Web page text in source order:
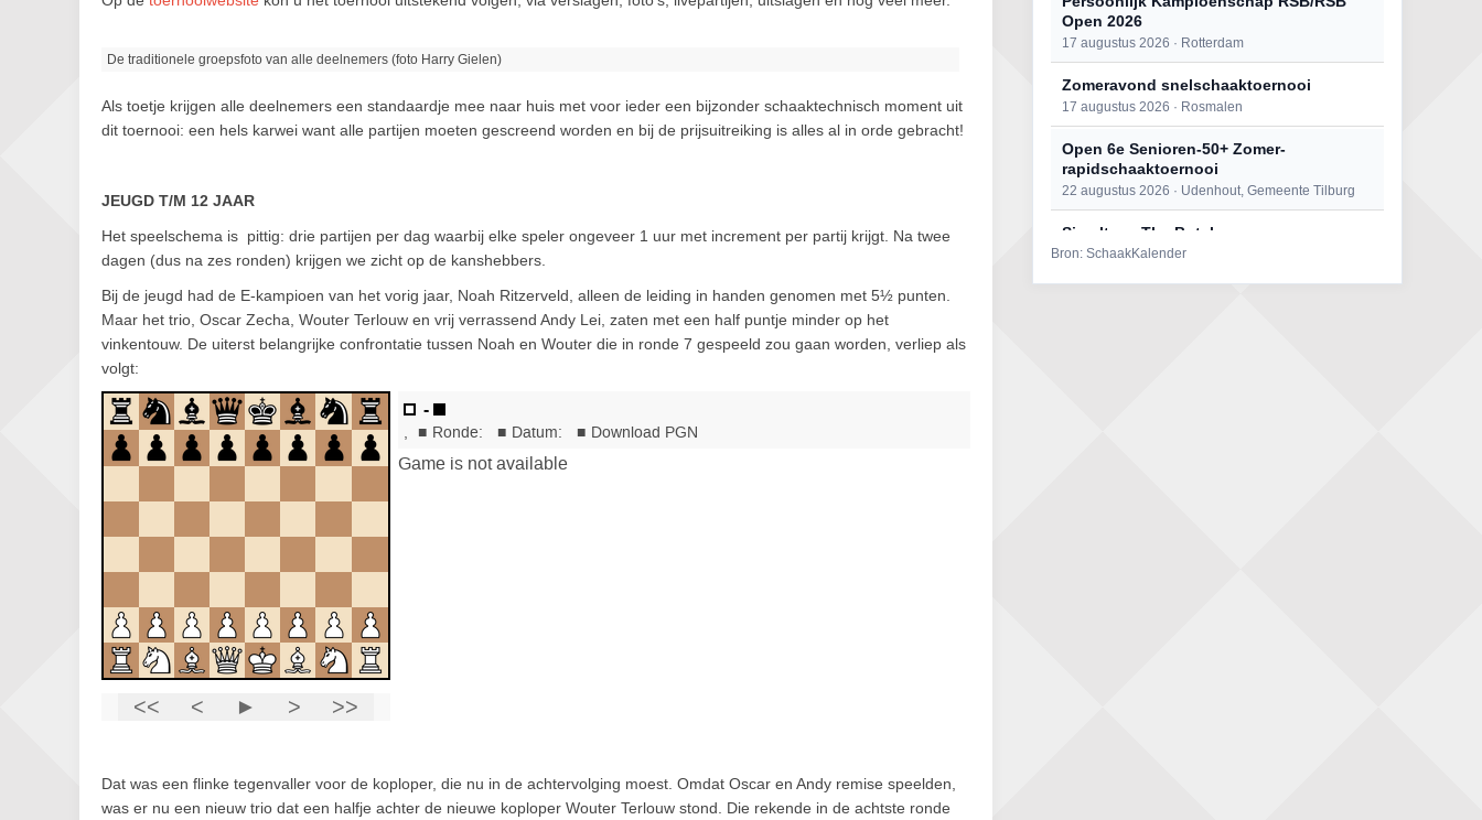
De traditionele groepsfoto van alle deelnemers (foto Harry Gielen)
Als toetje krijgen alle deelnemers een standaardje mee naar huis met voor ieder een bijzonder schaaktechnisch moment uit
dit toernooi: een hels karwei want alle partijen moeten gescreend worden en bij de prijsuitreiking is alles al in orde gebracht!
JEUGD T/M 12 JAAR
Het speelschema is pittig: drie partijen per dag waarbij elke speler ongeveer 1 uur met increment per partij krijgt. Na twee
dagen (dus na zes ronden) krijgen we zicht op de kanshebbers.
Bij de jeugd had de E-kampioen van het vorig jaar, Noah Ritzerveld, alleen de leiding in handen genomen met 5½ punten.
Maar het trio, Oscar Zecha, Wouter Terlouw en vrij verrassend Andy Lei, zaten met een half puntje minder op het
vinkentouw. De uiterst belangrijke confrontatie tussen Noah en Wouter die in ronde 7 gespeeld zou gaan worden, verliep als
volgt:
Dat was een flinke tegenvaller voor de koploper, die nu in de achtervolging moest. Omdat Oscar en Andy remise speelden,
was er nu een nieuw trio dat een halfje achter de nieuwe koploper Wouter Terlouw stond. Die rekende in de achtste ronde
Open 2026
17 augustus 2026 · Rotterdam
Zomeravond snelschaaktoernooi
17 augustus 2026 · Rosmalen
Open 6e Senioren-50+ Zomer-
rapidschaaktoernooi
22 augustus 2026 · Udenhout, Gemeente Tilburg
Simultaan The Butcher
22 augustus 2026 · Utrecht
Bron: SchaakKalender